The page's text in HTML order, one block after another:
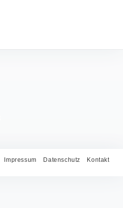
Impressum Datenschutz Kontakt